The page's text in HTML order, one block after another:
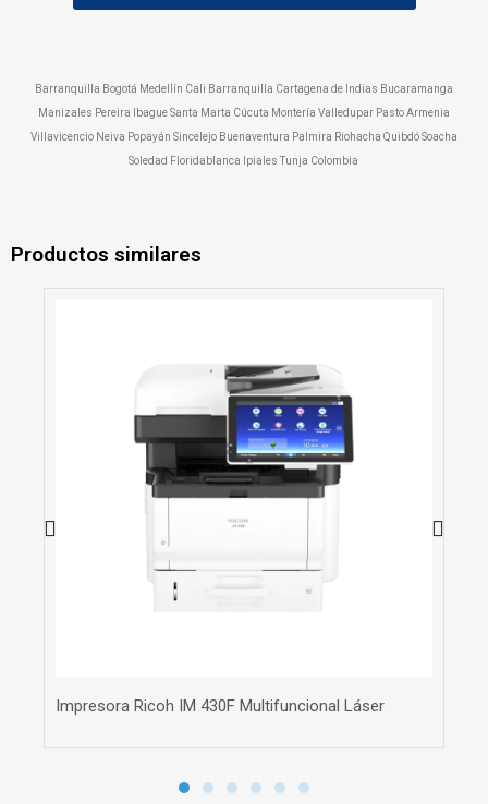
Barranquilla Bogotá Medellín Cali Barranquilla Cartagena de Indias Bucaramanga
Manizales Pereira Ibague Santa Marta Cúcuta Montería Valledupar Pasto Armenia
Villavicencio Neiva Popayán Sincelejo Buenaventura Palmira Riohacha Quibdó Soacha
Soledad Floridablanca Ipiales Tunja Colombia
Productos similares
Impresora Ricoh IM 430F Multifuncional Láser